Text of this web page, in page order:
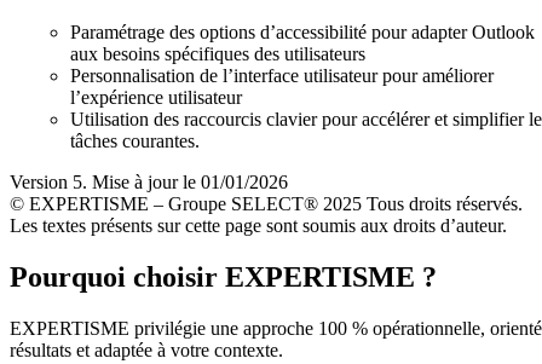
Paramétrage des options d’accessibilité pour adapter Outlook
aux besoins spécifiques des utilisateurs
Personnalisation de l’interface utilisateur pour améliorer
l’expérience utilisateur
Utilisation des raccourcis clavier pour accélérer et simplifier
tâches courantes.
Version 5. Mise à jour le 01/01/2026
© EXPERTISME – Groupe SELECT® 2025 Tous droits réservés.
Les textes présents sur cette page sont soumis aux droits d’auteur.
Pourquoi choisir EXPERTISME ?
EXPERTISME privilégie une approche 100 % opérationnelle,
résultats et adaptée à votre contexte.